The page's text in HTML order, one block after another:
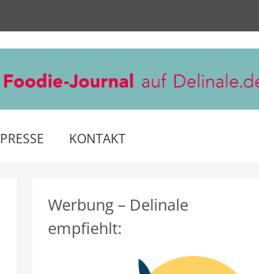
PRESSE KONTAKT
Werbung – Delinale
empfiehlt: